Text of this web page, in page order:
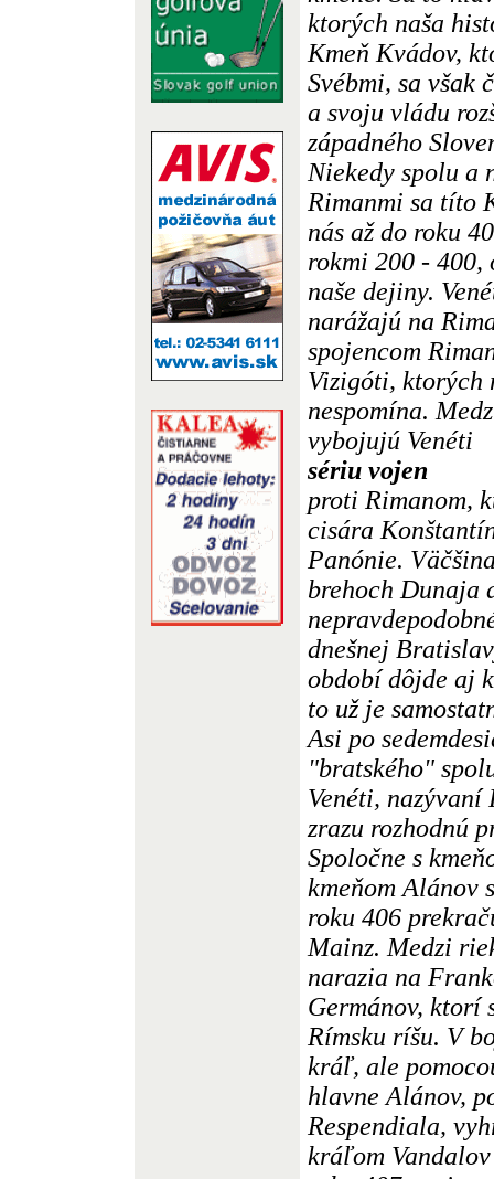
ktorých naša
Kmeň Kvádov,
Svébmi, sa však
a svoju vládu
západného
Niekedy spolu a
Rimanmi sa títo
nás až do roku
rokmi 200 - 400,
naše dejiny.
narážajú na
spojencom
Vizigóti, ktorých
nespomína.
vybojujú Venéti
sériu vojen
proti Rimanom,
cisára
Panónie.
brehoch Dunaja
dnešnej
období dôjde aj
to už je
Asi po
"bratského"
Venéti, nazývaní
zrazu rozhodnú
Spoločne s
kmeňom Alánov
roku 406
Mainz. Medzi
narazia na
Germánov, ktorí
Rímsku ríšu. V
kráľ, ale
hlavne Alánov,
Respendiala,
kráľom